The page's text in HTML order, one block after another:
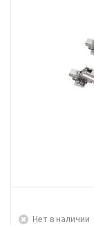
Нет в наличии